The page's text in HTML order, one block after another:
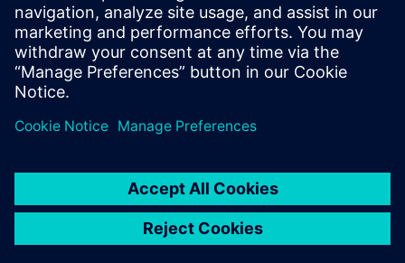
optimize machines through real-time detection and
regulation.
Докладніше